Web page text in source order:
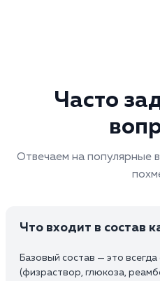
Часто
Отвечаем на популярные
Что входит в состав
Базовый состав — это
(физраствор, глюкоза,